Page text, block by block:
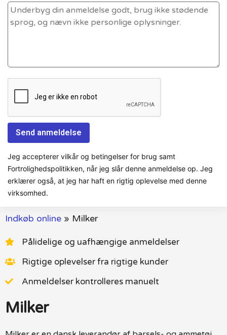
Jeg accepterer vilkår og betingelser for brug samt
Fortrolighedspolitikken, når jeg slår denne anmeldelse op. Jeg
erklærer også, at jeg har haft en rigtig oplevelse med denne
virksomhed.
Indkøb online » Milker
Pålidelige og uafhængige anmeldelser
Rigtige oplevelser fra rigtige kunder
Anmeldelser kontrolleres manuelt
Milker